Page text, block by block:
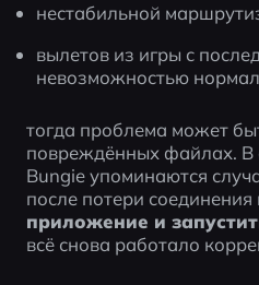
нестабильной
вылетов из игры с
невозможностью
тогда проблема может
повреждённых файлах. В
Bungie упоминаются
после потери
приложение и
всё снова работало